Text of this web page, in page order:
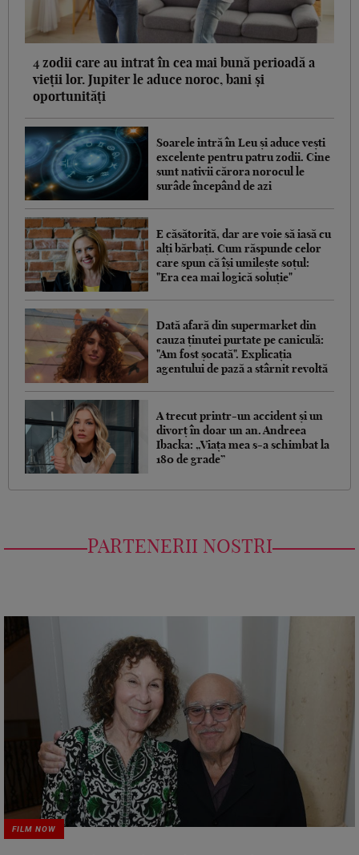
4 zodii care au intrat în cea mai bună perioadă a
vieții lor. Jupiter le aduce noroc, bani și
oportunități
Soarele intră în Leu și aduce vești
excelente pentru patru zodii. Cine
sunt nativii cărora norocul le
surâde începând de azi
E căsătorită, dar are voie să iasă cu
alți bărbați. Cum răspunde celor
care spun că își umilește soțul:
"Era cea mai logică soluție"
Dată afară din supermarket din
cauza ținutei purtate pe caniculă:
"Am fost șocată". Explicația
agentului de pază a stârnit revoltă
A trecut printr-un accident și un
divorț în doar un an. Andreea
Ibacka: „Viața mea s-a schimbat la
180 de grade”
PARTENERII NOSTRI
FILM NOW